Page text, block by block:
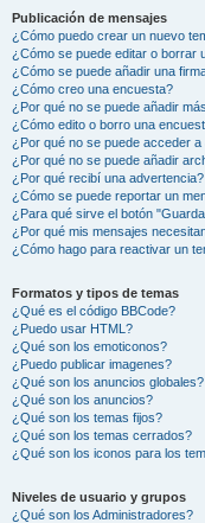
Publicación de mensajes
¿Cómo puedo crear un nuevo
¿Cómo se puede editar o borrar
¿Cómo se puede añadir una
¿Cómo creo una encuesta?
¿Por qué no se puede añadir
¿Cómo edito o borro una
¿Por qué no se puede acceder a
¿Por qué no se puede añadir
¿Por qué recibí una advertencia?
¿Cómo se puede reportar un
¿Para qué sirve el botón
¿Por qué mis mensajes
¿Cómo hago para reactivar un
Formatos y tipos de temas
¿Qué es el código BBCode?
¿Puedo usar HTML?
¿Qué son los emoticonos?
¿Puedo publicar imagenes?
¿Qué son los anuncios globales?
¿Qué son los anuncios?
¿Qué son los temas fijos?
¿Qué son los temas cerrados?
¿Qué son los iconos para los
Niveles de usuario y grupos
¿Qué son los Administradores?